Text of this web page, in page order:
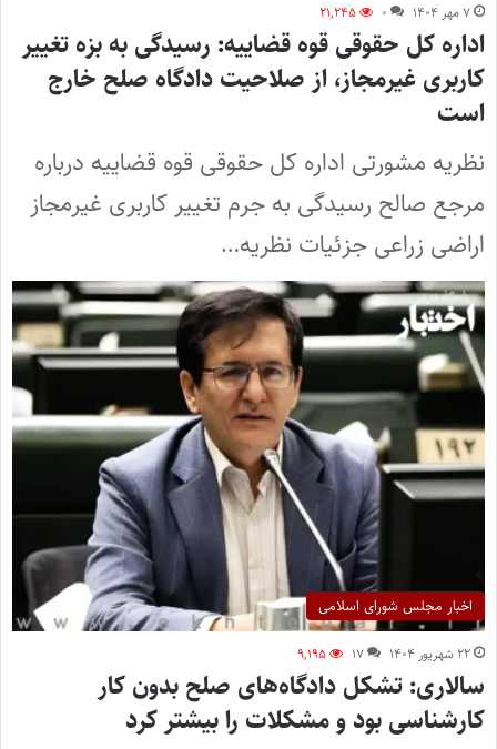
۷ مهر ۱۴۰۴ ۰ ۲۱,۲۴۵
اداره کل حقوقی قوه قضاییه: رسیدگی به بزه تغییر
کاربری غیرمجاز، از صلاحیت دادگاه صلح خارج
است
نظریه مشورتی اداره کل حقوقی قوه قضاییه درباره
مرجع صالح رسیدگی به جرم تغییر کاربری غیرمجاز
اراضی زراعی جزئیات نظریه…
اخبار مجلس شورای اسلامی
۲۲ شهریور ۱۴۰۴ ۱۷ ۹,۱۹۵
سالاری: تشکل دادگاه‌های صلح بدون کار
کارشناسی بود و مشکلات را بیشتر کرد